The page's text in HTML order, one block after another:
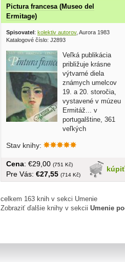
Pictura francesa (Museo del
Ermitage)
Spisovatel : kolektiv autorov, Aurora 1983
Katalogové číslo: J2893
Veľká publikácia
približuje krásne
výtvarné diela
známych umelcov
19. a 20. storočia,
vystavené v múzeu
Ermitáž... v
portugalštine, 361
veľkých
Stav knihy:
kúpiť
Cena: €29,00 (751 Kč)
Pre Vás: €27,55 (714 Kč)
celkem 163 knih v sekci Umenie
Zobraziť ďalšie knihy v sekcii Umenie